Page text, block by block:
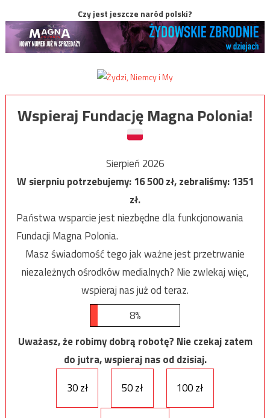
Czy jest jeszcze naród polski?
Wspieraj Fundację Magna Polonia!
Sierpień 2026
W sierpniu potrzebujemy:16 500zł, zebraliśmy:1351
zł.
Państwa wsparcie jest niezbędne dla funkcjonowania
Fundacji Magna Polonia.
Masz świadomość tego jak ważne jest przetrwanie
niezależnych ośrodków medialnych? Nie zwlekaj więc,
wspieraj nas już od teraz.
8%
Uważasz, że robimy dobrą robotę? Nie czekaj zatem
do jutra, wspieraj nas od dzisiaj.
30 zł
50 zł 100 zł